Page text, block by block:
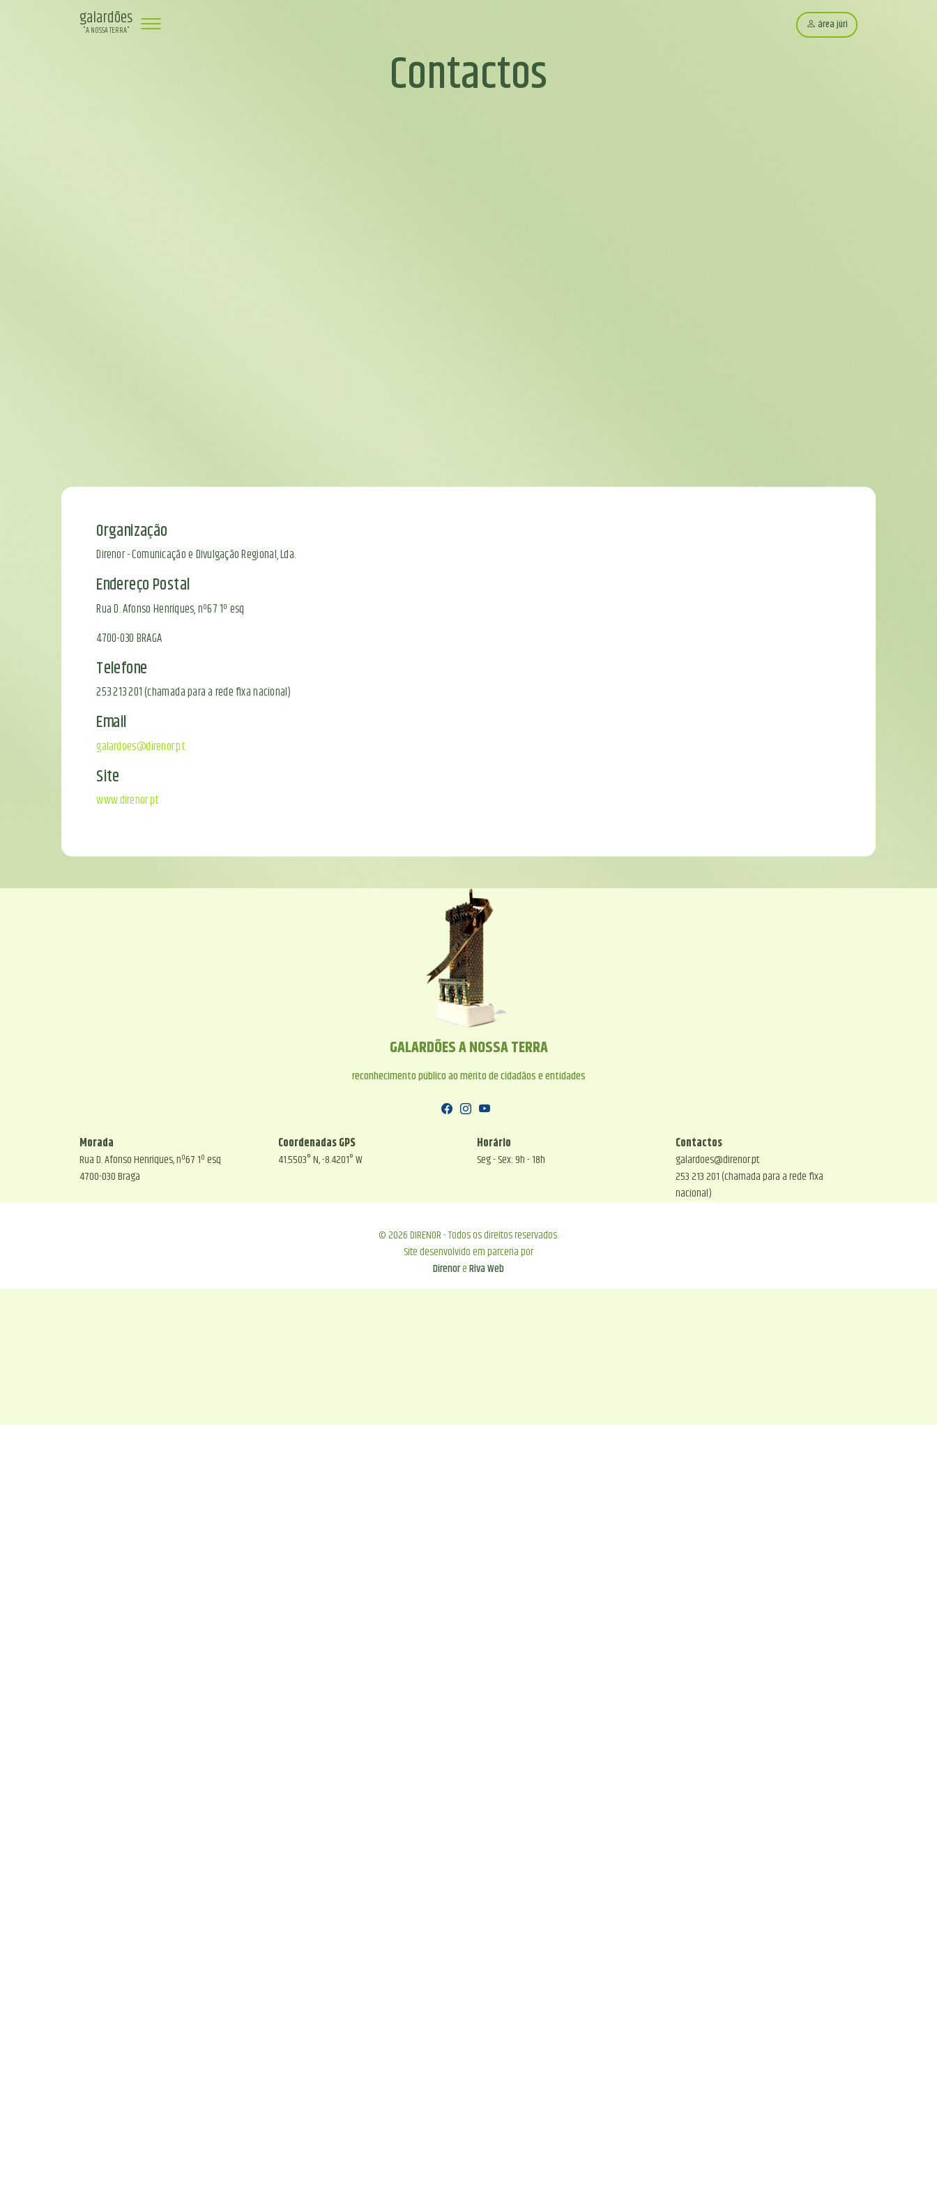
galardões
"A NOSSA TERRA" área júri
Contactos
Organização
Direnor - Comunicação e Divulgação Regional, Lda.
Endereço Postal
Rua D. Afonso Henriques, nº67 1º esq
4700-030 BRAGA
Telefone
253 213 201 (chamada para a rede fixa nacional)
Email
galardoes@direnor.pt
Site
www.direnor.pt
GALARDÕES A NOSSA TERRA
reconhecimento público ao mérito de cidadãos e entidades
Morada
Rua D. Afonso Henriques, nº67 1º esq
4700-030 Braga
Coordenadas GPS
41.5503° N, -8.4201° W
Horário
Seg - Sex: 9h - 18h
Contactos
galardoes@direnor.pt
253 213 201 (chamada para a rede fixa
nacional)
© 2026 DIRENOR - Todos os direitos reservados.
Site desenvolvido em parceria por
DirenoreRiva Web